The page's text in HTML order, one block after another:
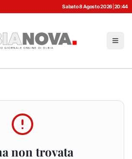
Sabato 8 Agosto 2026 20:44
non trovata